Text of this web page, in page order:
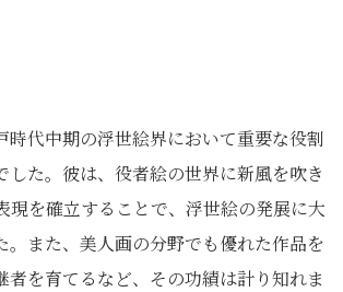
時代中期の浮世絵界において重要な役割
した。彼は、役者絵の世界に新風を吹き
現を確立することで、浮世絵の発展に大
。また、美人画の分野でも優れた作品を
者を育てるなど、その功績は計り知れま